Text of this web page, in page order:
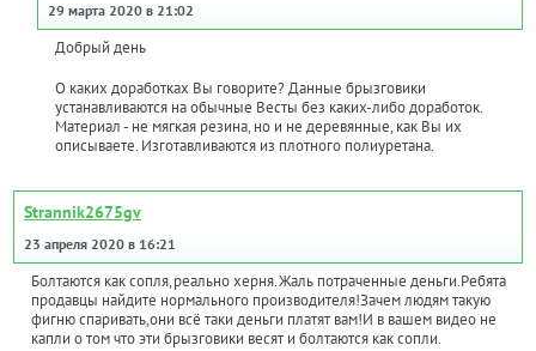
29 марта 2020 в 21:02
Добрый день
О каких доработках Вы говорите? Данные брызговики
устанавливаются на обычные Весты без каких-либо доработок.
Материал - не мягкая резина, но и не деревянные, как Вы их
описываете. Изготавливаются из плотного полиуретана.
Strannik2675gv
23 апреля 2020 в 16:21
Болтаются как сопля,реально херня.Жаль потраченные деньги.Ребята
продавцы найдите нормального производителя!Зачем людям такую
фигню спаривать,они всё таки деньги платят вам!И в вашем видео не
капли о том что эти брызговики весят и болтаются как сопли.